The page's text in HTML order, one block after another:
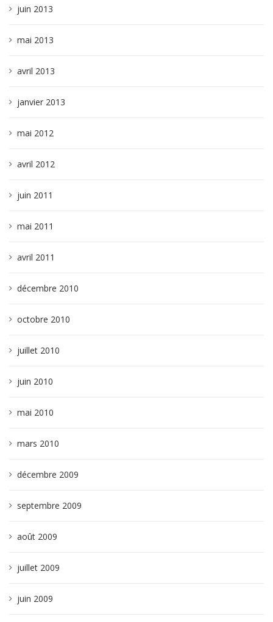
juin 2013
mai 2013
avril 2013
janvier 2013
mai 2012
avril 2012
juin 2011
mai 2011
avril 2011
décembre 2010
octobre 2010
juillet 2010
juin 2010
mai 2010
mars 2010
décembre 2009
septembre 2009
août 2009
juillet 2009
juin 2009